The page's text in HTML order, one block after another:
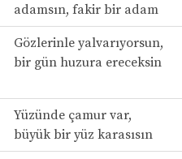
adamsın, fakir bir adam
Gözlerinle yalvarıyorsun,
bir gün huzura ereceksin
Yüzünde çamur var,
büyük bir yüz karasısın